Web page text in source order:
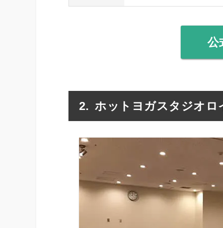
公
ホットヨガスタジオロ